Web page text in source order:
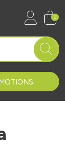
Grandvilliers
0